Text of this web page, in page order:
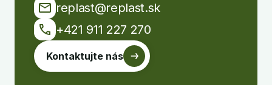
replast@replast.sk
+421 911 227 270
Kontaktujte nás